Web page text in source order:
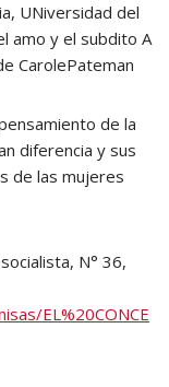
UNiversidad del
amo y el subdito A
CarolePateman
de la
diferencia y sus
de las mujeres
N° 36,
EL%20CONCE